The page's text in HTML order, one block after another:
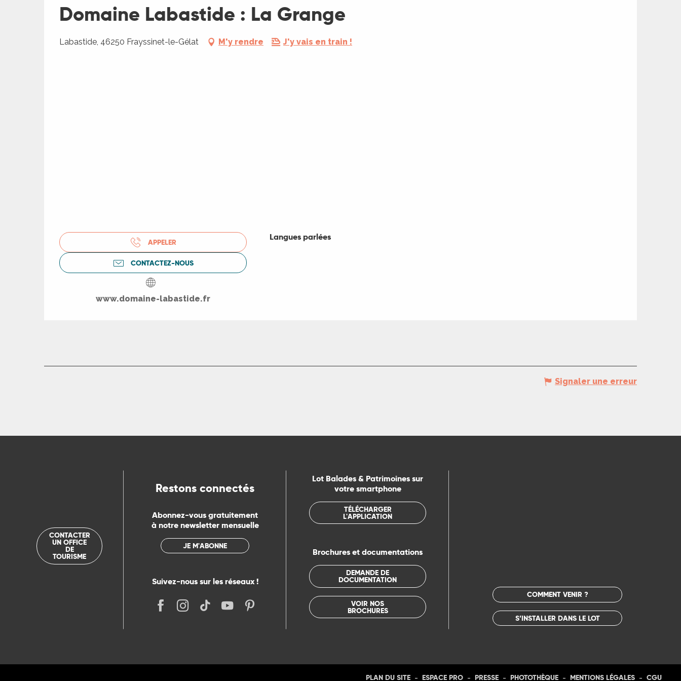
Domaine Labastide : La Grange
Labastide, 46250 Frayssinet-le-Gélat M'y rendre J'y vais en train !
APPELER
CONTACTEZ-NOUS
www.domaine-labastide.fr
Langues parlées
Langues parlées
Signaler une erreur
CONTACTER
UN OFFICE
DE
TOURISME
Restons connectés
Abonnez-vous gratuitement
à notre newsletter mensuelle
JE M'ABONNE
Suivez-nous sur les réseaux !
Lot Balades & Patrimoines sur
votre smartphone
TÉLÉCHARGER
L'APPLICATION
Brochures et documentations
DEMANDE DE
DOCUMENTATION
VOIR NOS
BROCHURES
COMMENT VENIR ?
S’INSTALLER DANS LE LOT
PLAN DU SITE - ESPACE PRO - PRESSE - PHOTOTHÈQUE - MENTIONS LÉGALES - CGU